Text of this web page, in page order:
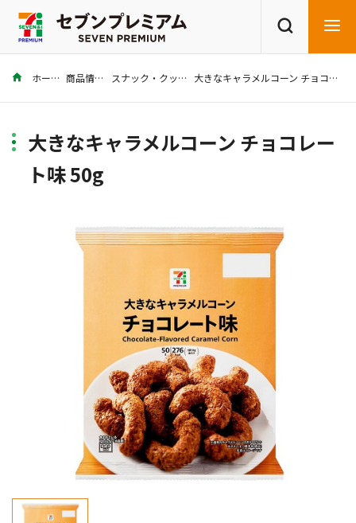
商品を探す レシピを探す
ホーム 商品情報 スナック・クッキー 大きなキャラメルコーン チョコレート味 50g
大きなキャラメルコーン チョコレー
ト味 50g